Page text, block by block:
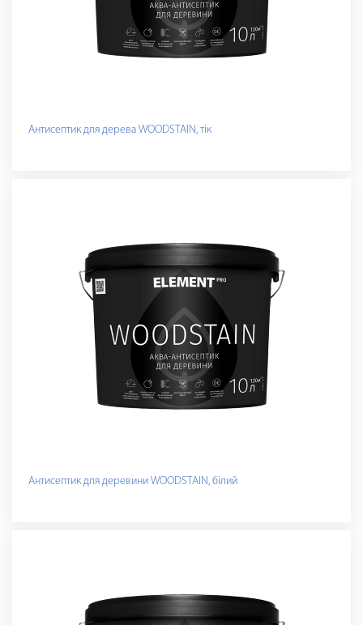
Антисептик для дерева WOODSTAIN, тік
Антисептик для деревини WOODSTAIN, білий